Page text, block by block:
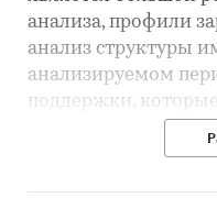
анализа, профили
анализ структуры
анализируемом
поддержки,
стороны
стимулирующие